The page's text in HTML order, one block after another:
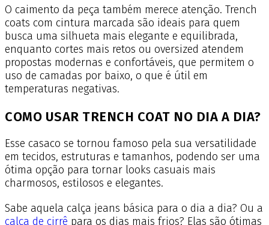
O caimento da peça também merece atenção. Trench
coats com cintura marcada são ideais para quem
busca uma silhueta mais elegante e equilibrada,
enquanto cortes mais retos ou oversized atendem
propostas modernas e confortáveis, que permitem o
uso de camadas por baixo, o que é útil em
temperaturas negativas.
COMO USAR TRENCH COAT NO DIA A DIA?
Esse casaco se tornou famoso pela sua versatilidade
em tecidos, estruturas e tamanhos, podendo ser uma
ótima opção para tornar looks casuais mais
charmosos, estilosos e elegantes.
Sabe aquela calça jeans básica para o dia a dia? Ou a
calça de cirrê para os dias mais frios? Elas são ótimas